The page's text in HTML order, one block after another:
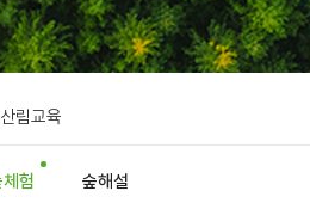
산림교육
험 숲해설